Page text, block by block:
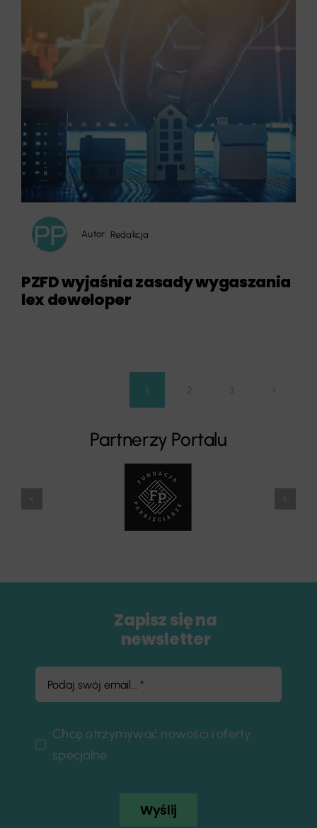
Autor: Redakcja
PZFD wyjaśnia zasady wygaszania
lex deweloper
1 2 3
Partnerzy Portalu
Zapisz się na
newsletter
Chcę otrzymywać nowości i oferty
specjalne
Wyślij